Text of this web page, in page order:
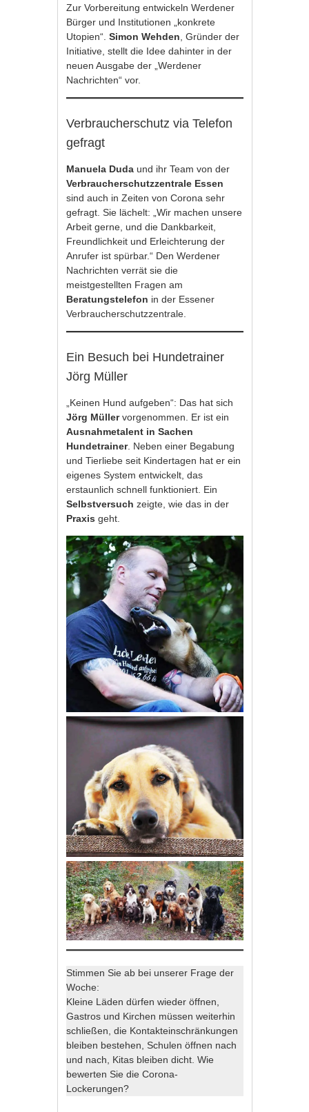
Zur Vorbereitung entwickeln Werdener
Bürger und Institutionen „konkrete
Utopien“.Simon Wehden , Gründer der
Initiative, stellt die Idee dahinter in der
neuen Ausgabe der „Werdener
Nachrichten“ vor.
Verbraucherschutz via Telefon
gefragt
Manuela Duda und ihr Team von der
Verbraucherschutzzentrale Essen
sind auch in Zeiten von Corona sehr
gefragt. Sie lächelt: „Wir machen unsere
Arbeit gerne, und die Dankbarkeit,
Freundlichkeit und Erleichterung der
Anrufer ist spürbar.“ Den Werdener
Nachrichten verrät sie die
meistgestellten Fragen am
Beratungstelefon in der Essener
Verbraucherschutzzentrale.
Ein Besuch bei Hundetrainer
Jörg Müller
„Keinen Hund aufgeben“: Das hat sich
Jörg Müllervorgenommen. Er ist ein
Ausnahmetalent in Sachen
Hundetrainer. Neben einer Begabung
und Tierliebe seit Kindertagen hat er ein
eigenes System entwickelt, das
erstaunlich schnell funktioniert. Ein
Selbstversuchzeigte, wie das in der
Praxisgeht.
Stimmen Sie ab bei unserer Frage der
Woche:
Kleine Läden dürfen wieder öffnen,
Gastros und Kirchen müssen weiterhin
schließen, die Kontakteinschränkungen
bleiben bestehen, Schulen öffnen nach
und nach, Kitas bleiben dicht. Wie
bewerten Sie die Corona-
Lockerungen?